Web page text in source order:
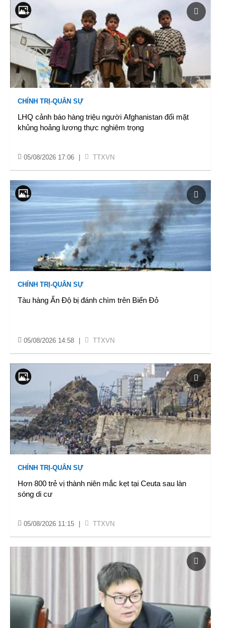
CHÍNH TRỊ-QUÂN SỰ
LHQ cảnh báo hàng triệu người Afghanistan đối mặt
khủng hoảng lương thực nghiêm trọng
05/08/2026 17:06 TTXVN
CHÍNH TRỊ-QUÂN SỰ
Tàu hàng Ấn Độ bị đánh chìm trên Biển Đỏ
05/08/2026 14:58 TTXVN
CHÍNH TRỊ-QUÂN SỰ
Hơn 800 trẻ vị thành niên mắc kẹt tại Ceuta sau làn
sóng di cư
05/08/2026 11:15 TTXVN